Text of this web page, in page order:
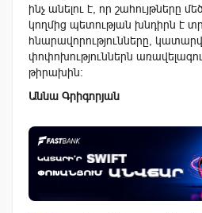
ինչ անելու է, որ շահույթները
կողմից պետության խնդիրն է
հնարավորությունները,
փոփոխություններն
թիրախին:
Աննա Գրիգորյան